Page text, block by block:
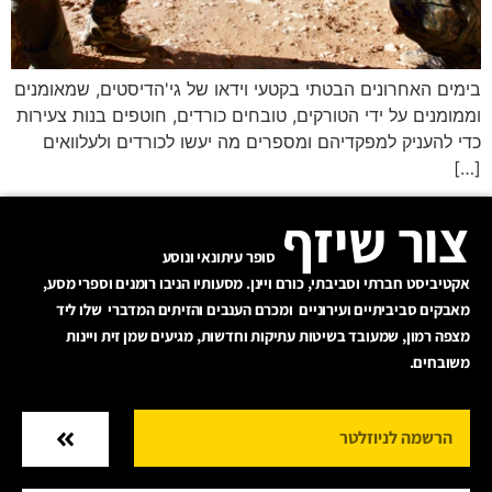
בימים האחרונים הבטתי בקטעי וידאו של גי'הדיסטים, שמאומנים
וממומנים על ידי הטורקים, טובחים כורדים, חוטפים בנות צעירות
כדי להעניק למפקדיהם ומספרים מה יעשו לכורדים ולעלוואים
[…]
צור שיזף סופר עיתונאי ונוסע
אקטיביסט חברתי וסביבתי, כורם ויינן. מסעותיו הניבו רומנים וספרי מסע,
מאבקים סביביתיים ועירוניים ומכרם הענבים והזיתים המדברי שלו ליד
מצפה רמון, שמעובד בשיטות עתיקות וחדשות, מגיעים שמן זית ויינות
משובחים.